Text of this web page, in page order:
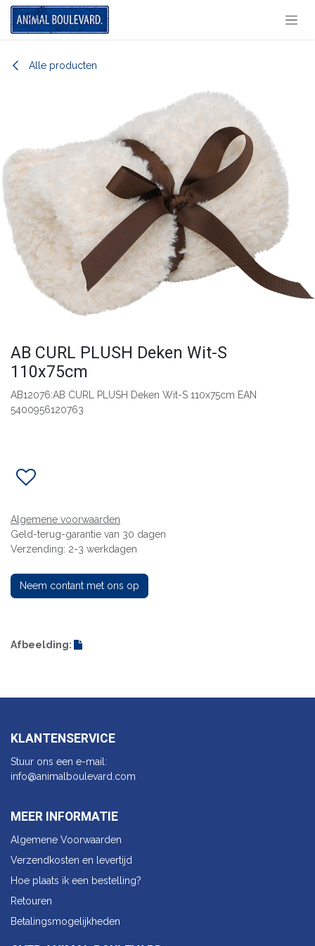
Overslaan naar inhoud
Alle producten
AB CURL PLUSH Deken Wit-S
110x75cm
AB12076:AB CURL PLUSH Deken Wit-S 110x75cm EAN
5400956120763
Algemene voorwaarden
Geld-terug-garantie van 30 dagen
Verzending: 2-3 werkdagen
Neem contant met ons op
Afbeelding:
KLANTENSERVICE
Stuur ons een e-mail:
info@animalbo​ulevard.com
MEER INFORMATIE
Algemene Voorwaarden
Verzendkosten en levertijd
Hoe plaats ik een bestelling?
Retouren
Betalingsmogelijkheden